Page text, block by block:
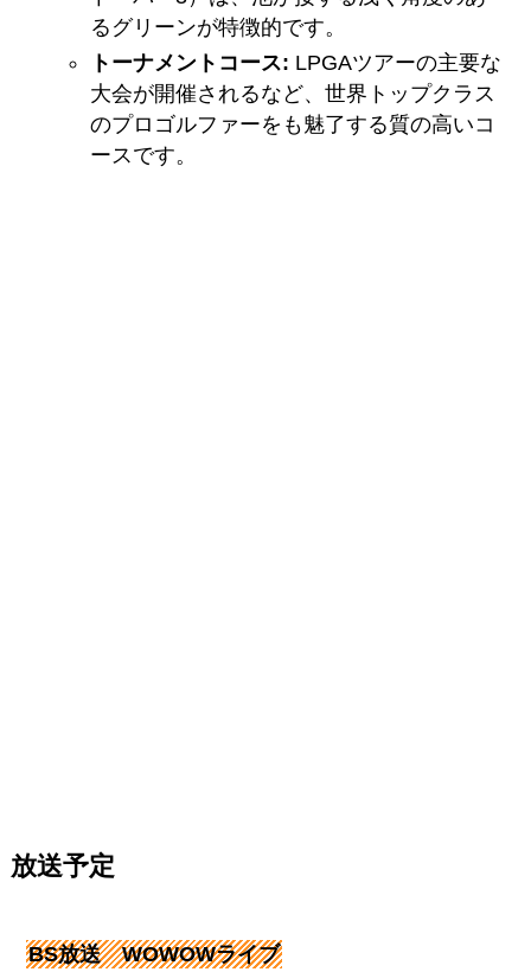
るグリーンが特徴的です。
トーナメントコース: LPGAツアーの主要な
大会が開催されるなど、世界トップクラス
のプロゴルファーをも魅了する質の高いコ
ースです。
放送予定
BS放送 WOWOWライブ